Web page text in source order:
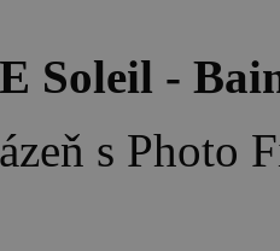
Soleil -
s Photo